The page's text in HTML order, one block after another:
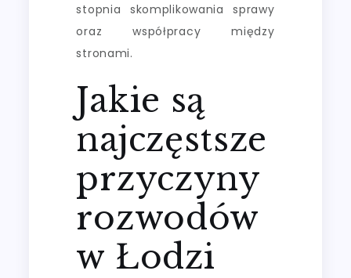
stopnia skomplikowania sprawy
oraz współpracy między
stronami.
Jakie są
najczęstsze
przyczyny
rozwodów
w Łodzi